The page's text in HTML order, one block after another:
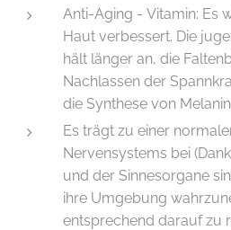
Anti-Aging - Vitamin: Es
Haut verbessert. Die
hält länger an, die
Nachlassen der
die Synthese von
Es trägt zu einer
Nervensystems bei
und der Sinnesorgane
ihre Umgebung
entsprechend darauf zu